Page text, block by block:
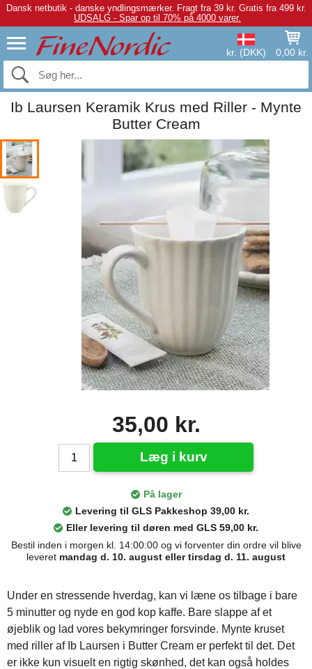
Dansk netbutik - danske yndlingsmærker. Fragt fra 39 kr. Gratis fra 499 kr.
UDSALG - Spar op til 70% på 4000 varer.
kr. (DKK) 0,00 kr.
Ib Laursen Keramik Krus med Riller - Mynte
Butter Cream
35,00 kr.
Læg i kurv
På lager
Levering til GLS Pakkeshop 39,00 kr.
Eller levering til døren med GLS 59,00 kr.
Bestil inden i morgen kl. 14:00:00 og vi forventer din ordre vil blive
leveret mandag d. 10. august eller tirsdag d. 11. august
Under en stressende hverdag, kan vi læne os tilbage i bare
5 minutter og nyde en god kop kaffe. Bare slappe af et
øjeblik og lad vores bekymringer forsvinde. Mynte kruset
med riller af Ib Laursen i Butter Cream er perfekt til det. Det
er ikke kun visuelt en rigtig skønhed, det kan også holdes